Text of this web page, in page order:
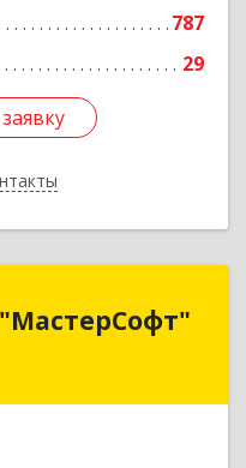
787
29
"МастерСофт"
г, Маклина ул,